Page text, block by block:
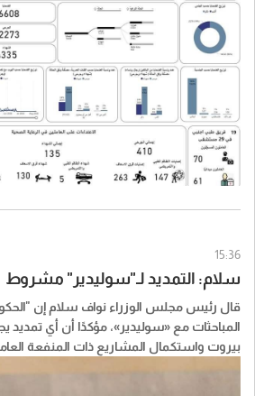
15:36
سلام: التمديد لـ"سوليدير" مشروط
قال رئيس مجلس الوزراء نواف سلام إن
المباحثات مع «سوليدير»، مؤكدًا أن أي تمديد
بيروت واستكمال المشاريع ذات المنفعة